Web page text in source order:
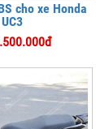
cho xe Honda
UC3